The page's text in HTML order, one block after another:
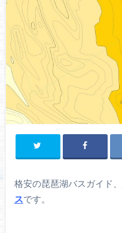
格安の琵琶湖バスガイド、
スです。